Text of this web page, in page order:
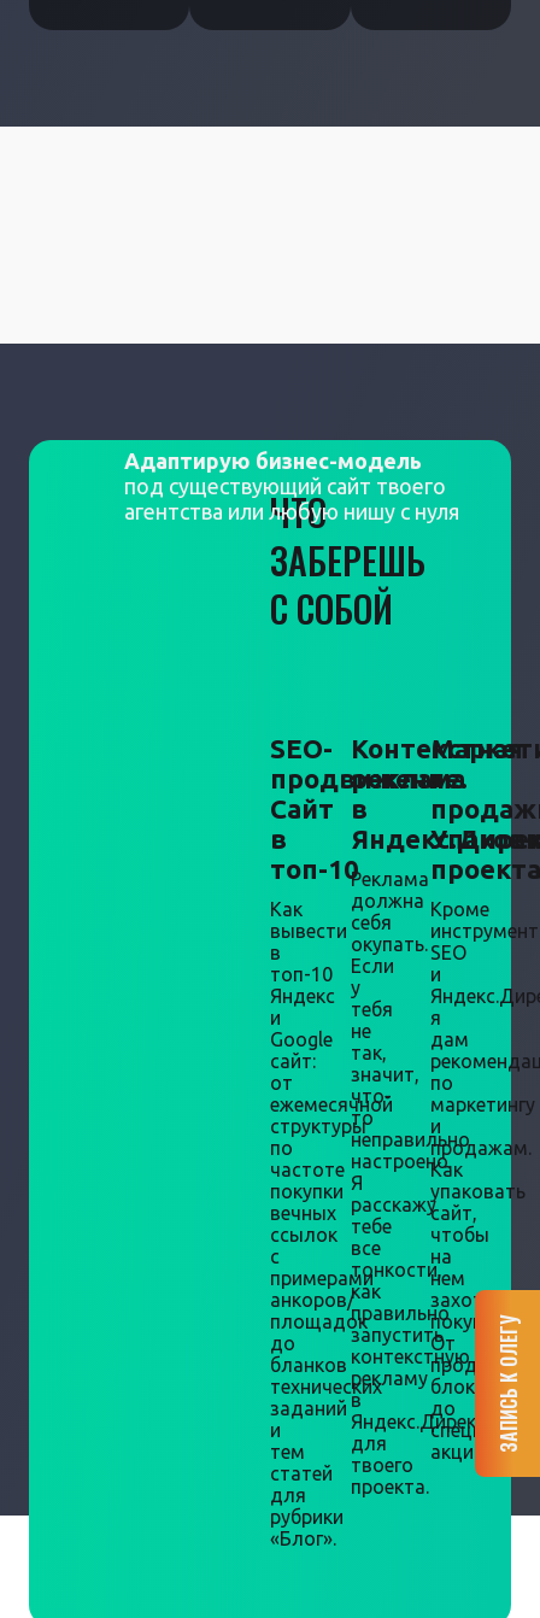
ЧТО
ЗАБЕРЕШЬ
С СОБОЙ
SEO-
продвижение.
Сайт
в
топ-10
Как
вывести
в
топ-10
Яндекс
и
Google
сайт:
от
ежемесячной
структуры
по
частоте
покупки
вечных
ссылок
с
примерами
анкоров/
площадок
до
бланков
технических
заданий
и
тем
статей
для
рубрики
«Блог».
Контекстная
реклама
в
Реклама
должна
себя
окупать.
Если
у
тебя
не
так,
значит,
что-
то
неправильно
настроено.
Я
расскажу
тебе
все
тонкости,
как
правильно
запустить
контекстную
рекламу
в
Яндекс.Директ
для
твоего
проекта.
+
Кроме
SEO
и
я
дам
по
маркетингу
и
продажам.
Как
упаковать
сайт,
чтобы
на
нем
захотели
покупать.
От
блоков
до
акций.
Адаптирую бизнес-модель
под существующий сайт твоего
агентства или любую нишу с нуля
ЗАПИСЬ К ОЛЕГУ